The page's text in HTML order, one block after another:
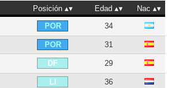
Posición Edad
Nac
POR 34
POR 31
DF 29
LI 36